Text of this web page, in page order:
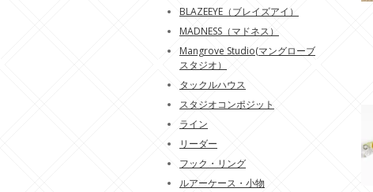
BLAZEEYE（ブレイズアイ）
MADNESS（マドネス）
Mangrove Studio(マングローブ
スタジオ）
タックルハウス
スタジオコンポジット
ライン
リーダー
フック・リング
ルアーケース・小物